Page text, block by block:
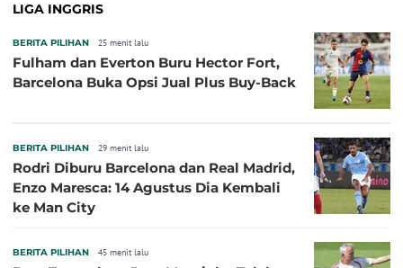
LIGA INGGRIS
BERITA PILIHAN 25 menit lalu
Fulham dan Everton Buru Hector Fort,
Barcelona Buka Opsi Jual Plus Buy-Back
BERITA PILIHAN 29 menit lalu
Rodri Diburu Barcelona dan Real Madrid,
Enzo Maresca: 14 Agustus Dia Kembali
ke Man City
BERITA PILIHAN 45 menit lalu